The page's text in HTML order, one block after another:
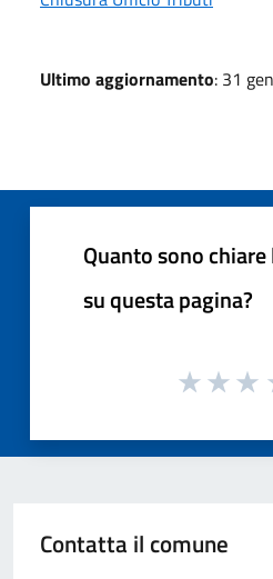
Ultimo aggiornamento: 31
Quanto sono
su questa pagina?
Contatta il comune